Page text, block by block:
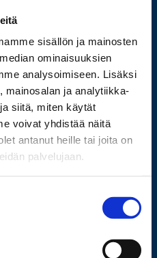
sisällön ja mainosten
ominaisuuksien
analysoimiseen. Lisäksi
mainosalan ja analytiikka-
siitä, miten käytät
voivat yhdistää näitä
antanut heille tai joita on
palvelujaan.